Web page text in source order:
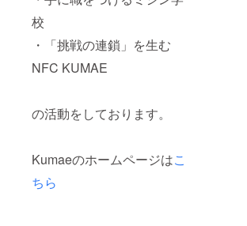
校
・「挑戦の連鎖」を生む
NFC KUMAE
の活動をしております。
Kumaeのホームページはこ
ちら